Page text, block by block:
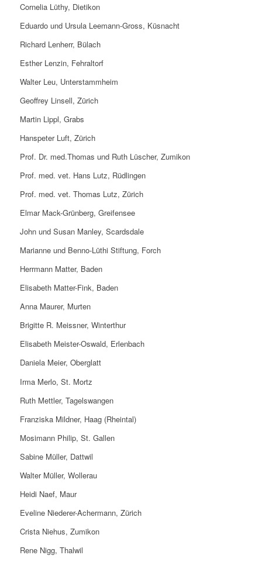
Cornelia Lüthy, Dietikon
Eduardo und Ursula Leemann-Gross, Küsnacht
Richard Lenherr, Bülach
Esther Lenzin, Fehraltorf
Walter Leu, Unterstammheim
Geoffrey Linsell, Zürich
Martin Lippl, Grabs
Hanspeter Luft, Zürich
Prof. Dr. med.Thomas und Ruth Lüscher, Zumikon
Prof. med. vet. Hans Lutz, Rüdlingen
Prof. med. vet. Thomas Lutz, Zürich
Elmar Mack-Grünberg, Greifensee
John und Susan Manley, Scardsdale
Marianne und Benno-Lüthi Stiftung, Forch
Herrmann Matter, Baden
Elisabeth Matter-Fink, Baden
Anna Maurer, Murten
Brigitte R. Meissner, Winterthur
Elisabeth Meister-Oswald, Erlenbach
Daniela Meier, Oberglatt
Irma Merlo, St. Mortz
Ruth Mettler, Tagelswangen
Franziska Mildner, Haag (Rheintal)
Mosimann Philip, St. Gallen
Sabine Müller, Dattwil
Walter Müller, Wollerau
Heidi Naef, Maur
Eveline Niederer-Achermann, Zürich
Crista Niehus, Zumikon
Rene Nigg, Thalwil